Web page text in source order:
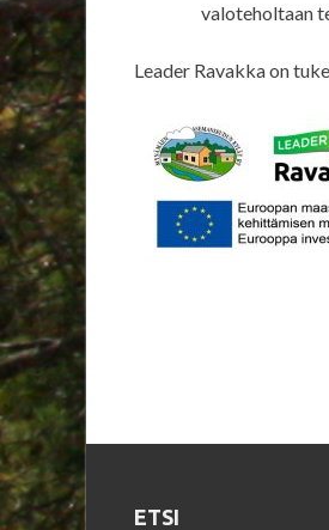
valoteholtaan
Leader Ravakka on
ETSI